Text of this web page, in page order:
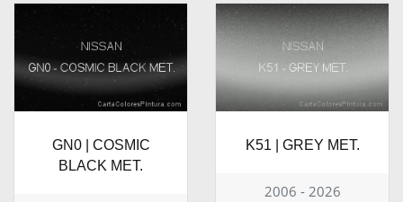
GN0 | COSMIC
BLACK MET.
K51 | GREY MET.
2006 - 2026